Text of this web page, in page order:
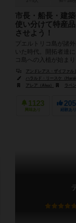
市長・船長・建
使い分けて特産
させよう！
プエルトリコ島が諸
いた時代。開拓者達
コ島への入植が始ま
に、島の発展や貿易
アンドレアス・ザイファル
ハラルド・リースケ（
アレア（Alea）
ラベン
1123
興味あり 経験あり